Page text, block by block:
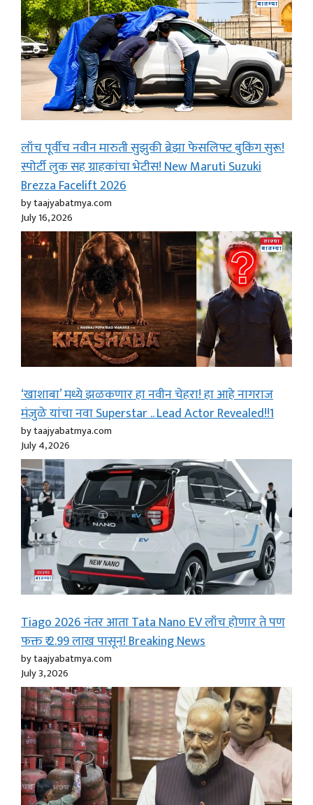
लाँच पूर्वीच नवीन मारुती सुझुकी ब्रेझा फेसलिफ्ट बुकिंग सुरू!
स्पोर्टी लुक सह ग्राहकांचा भेटीस! New Maruti Suzuki
Brezza Facelift 2026
by taajyabatmya.com
July 16, 2026
‘खाशाबा’ मध्ये झळकणार हा नवीन चेहरा! हा आहे नागराज
मंजुळे यांचा नवा Superstar .. Lead Actor Revealed!!1
by taajyabatmya.com
July 4, 2026
Tiago 2026 नंतर आता Tata Nano EV लाँच होणार ते पण
फक्त ₹ 2.99 लाख पासून! Breaking News
by taajyabatmya.com
July 3, 2026